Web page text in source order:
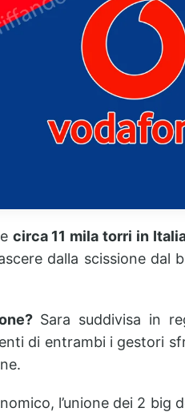
circa 11 mila torri in
dalla scissione dal
Sara suddivisa in
di entrambi i gestori
l’unione dei 2 big